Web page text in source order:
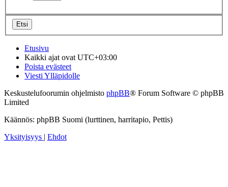
Etusivu
Kaikki ajat ovat UTC+03:00
Poista evästeet
Viesti Ylläpidolle
Keskustelufoorumin ohjelmisto phpBB® Forum Software © phpBB
Limited
Käännös: phpBB Suomi (lurttinen, harritapio, Pettis)
Yksityisyys | Ehdot